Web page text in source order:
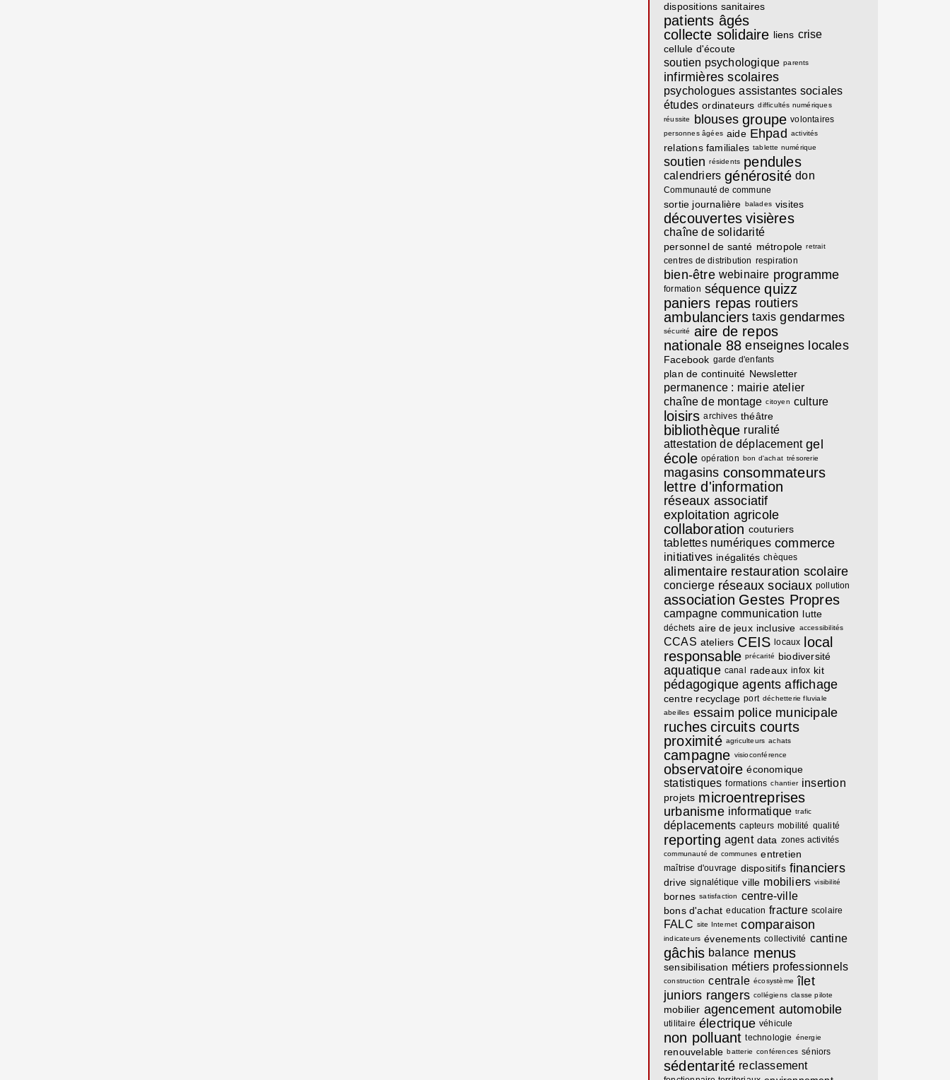
dispositions sanitaires
patients âgés
collecte solidaire liens crise
cellule d'écoute
soutien psychologique parents
infirmières scolaires
psychologues assistantes sociales
études ordinateurs difficultés numériques
réussite
blouses groupe volontaires
personnes âgées aide Ehpad activités
relations familiales tablette numérique
soutien résidents pendules
calendriers générosité don
Communauté de commune
sortie journalière balades visites
découvertes visières
chaîne de solidarité
personnel de santé métropole retrait
centres de distribution respiration
bien-être webinaire programme
formation séquence quizz
paniers repas routiers
ambulanciers taxis gendarmes
sécurité
aire de repos
nationale 88 enseignes locales
Facebook garde d'enfants
plan de continuité Newsletter
permanence : mairie atelier
chaîne de montage citoyen culture
loisirs archives théâtre
bibliothèque ruralité
attestation de déplacement gel
école opération bon d'achat trésorerie
magasins consommateurs
lettre d'information
réseaux associatif
exploitation agricole
collaboration couturiers
tablettes numériques commerce
initiatives inégalités chèques
alimentaire restauration scolaire
concierge réseaux sociaux pollution
association Gestes Propres
campagne communication lutte
déchets aire de jeux inclusive accessibilités
CCAS ateliers CEIS locaux
local
responsable précarité biodiversité
aquatique canal radeaux infox kit
pédagogique agents affichage
centre recyclage port déchetterie fluviale
abeilles essaim police municipale
ruches circuits courts
proximité agriculteurs achats
campagne visioconférence
observatoire économique
statistiques formations chantier insertion
projets microentreprises
urbanisme informatique trafic
déplacements capteurs mobilité qualité
reporting agent data zones activités
communauté de communes entretien
maîtrise d'ouvrage dispositifs financiers
drive signalétique ville mobiliers visibilité
bornes satisfaction centre-ville
bons d'achat education fracture scolaire
FALC site Internet comparaison
indicateurs évenements collectivité cantine
gâchis balance menus
sensibilisation métiers professionnels
construction centrale écosystème îlet
juniors rangers collégiens classe pilote
mobilier agencement automobile
utilitaire électrique véhicule
non polluant technologie énergie
renouvelable batterie conférences séniors
sédentarité reclassement